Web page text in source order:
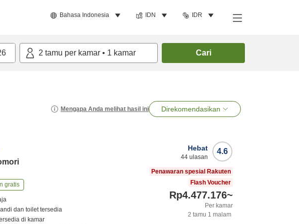
Bahasa Indonesia IDN IDR
2 tamu per kamar • 1 kamar Cari
Mengapa Anda melihat hasil ini Direkomendasikan
gratis
dan toilet tersedia
di kamar
4.6
Hebat
44 ulasan
Penawaran spesial Rakuten
Flash Voucher
Rp4.477.176~
Per kamar
2 tamu 1 malam